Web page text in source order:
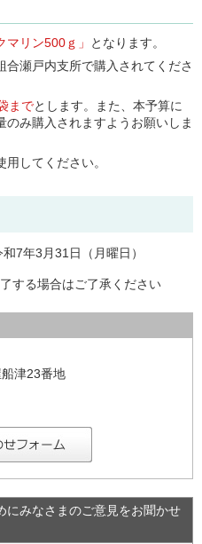
マリン500ｇ」
となります。
合瀬戸内支所で購入されてくださ
までとします。また、本予算に
のみ購入されますようお願いしま
してください。
7年3月31日（月曜日）
する場合はご了承ください
津23番地
にみなさまのご意見をお聞かせ